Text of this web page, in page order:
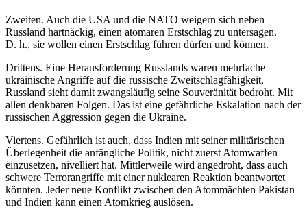
Zweiten. Auch die USA und die NATO weigern sich neben
Russland hartnäckig, einen atomaren Erstschlag zu untersagen.
D. h., sie wollen einen Erstschlag führen dürfen und können.
Drittens. Eine Herausforderung Russlands waren mehrfache
ukrainische Angriffe auf die russische Zweitschlagfähigkeit,
Russland sieht damit zwangsläufig seine Souveränität bedroht. Mit
allen denkbaren Folgen. Das ist eine gefährliche Eskalation nach der
russischen Aggression gegen die Ukraine.
Viertens. Gefährlich ist auch, dass Indien mit seiner militärischen
Überlegenheit die anfängliche Politik, nicht zuerst Atomwaffen
einzusetzen, nivelliert hat. Mittlerweile wird angedroht, dass auch
schwere Terrorangriffe mit einer nuklearen Reaktion beantwortet
könnten. Jeder neue Konflikt zwischen den Atommächten Pakistan
und Indien kann einen Atomkrieg auslösen.